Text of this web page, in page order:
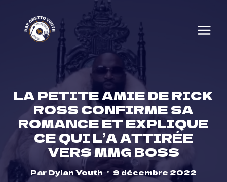
content
LA PETITE AMIE DE RICK
ROSS CONFIRME SA
ROMANCE ET EXPLIQUE
CE QUI L’A ATTIRÉE
VERS MMG BOSS
ParDylan Youth 9 décembre 2022